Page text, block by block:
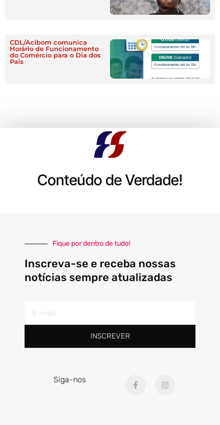
CDL/Acibom comunica
Horário de Funcionamento
do Comércio para o Dia dos
Pais
Conteúdo de Verdade!
Fique por dentro de tudo!
Inscreva-se e receba nossas
notícias sempre atualizadas
mail
INSCREVER
Siga-nos
a
n